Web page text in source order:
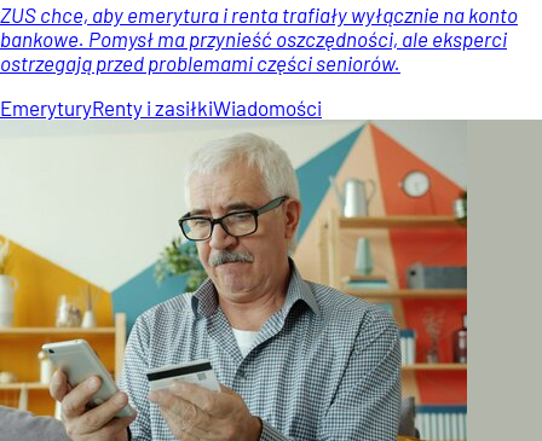
ZUS chce, aby emerytura i renta trafiały wyłącznie na konto
bankowe. Pomysł ma przynieść oszczędności, ale eksperci
ostrzegają przed problemami części seniorów.
EmeryturyRenty i zasiłkiWiadomości